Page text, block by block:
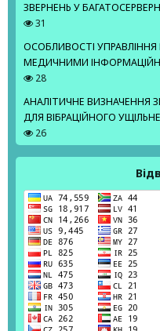
ЗВЕРНЕНЬ У
31
ОСОБЛИВОСТІ
МЕДИЧНИМИ
28
АНАЛІТИЧНЕ ВИЗНАЧЕННЯ
ДЛЯ ВІБРАЦІЙНОГО
26